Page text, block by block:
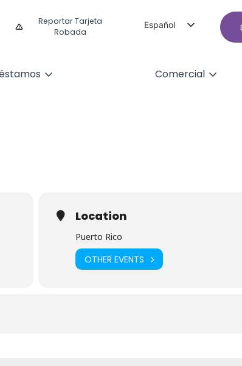
Reportar Tarjeta
Robada
Español
Comercial
Location
Puerto Rico
OTHER EVENTS